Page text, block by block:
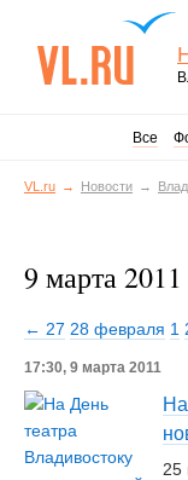
Все
VL.ru Новости
9 марта 2011
← 27 28 февраля 1
17:30, 9 марта 2011
25